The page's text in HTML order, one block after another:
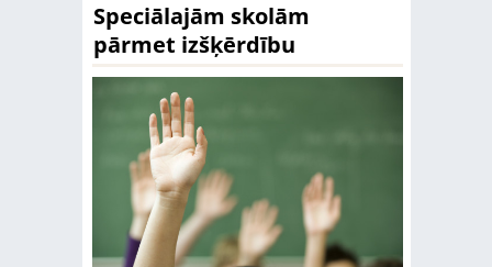
Speciālajām skolām
pārmet izšķērdību